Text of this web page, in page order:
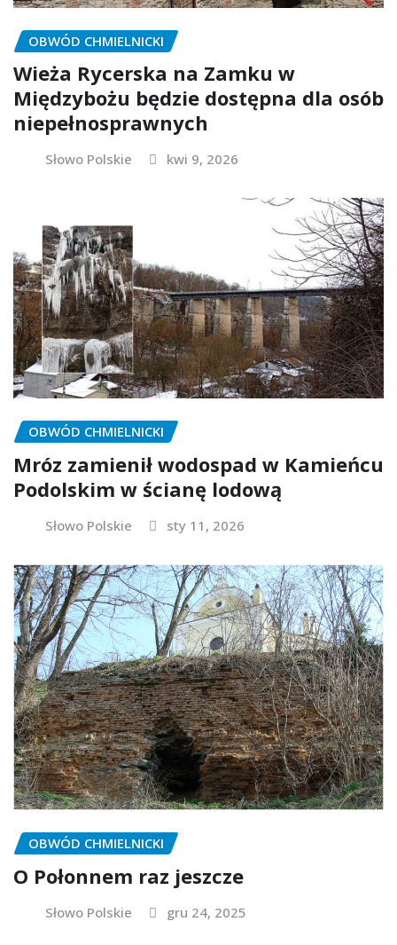
OBWÓD CHMIELNICKI
Wieża Rycerska na Zamku w
Międzybożu będzie dostępna dla osób
niepełnosprawnych
Słowo Polskie kwi 9, 2026
OBWÓD CHMIELNICKI
Mróz zamienił wodospad w Kamieńcu
Podolskim w ścianę lodową
Słowo Polskie sty 11, 2026
OBWÓD CHMIELNICKI
O Połonnem raz jeszcze
Słowo Polskie gru 24, 2025